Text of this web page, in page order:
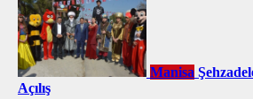
Manisa
Açılış